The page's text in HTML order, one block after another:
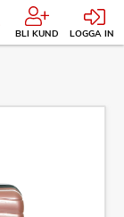
BLI KUND LOGGA IN